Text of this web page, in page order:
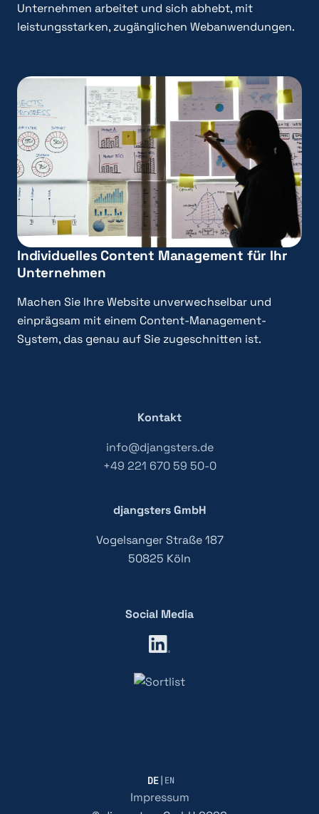
Unternehmen arbeitet und sich abhebt, mit
leistungsstarken, zugänglichen Webanwendungen.
Individuelles Content Management für Ihr
Unternehmen
Machen Sie Ihre Website unverwechselbar und
einprägsam mit einem Content-Management-
System, das genau auf Sie zugeschnitten ist.
djangsters GmbH
Vogelsanger Straße 187
50825 Köln
Kontakt
info@djangsters.de
+49 221 670 59 50-0
Social Media
DE EN
Impressum